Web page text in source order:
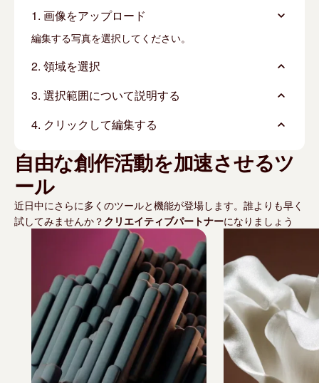
1. 画像をアップロード
編集する写真を選択してください。
2. 領域を選択
3. 選択範囲について説明する
4. クリックして編集する
自由な創作活動を加速させるツ
ール
近日中にさらに多くのツールと機能が登場します。誰よりも早く
試してみませんか？ クリエイティブパートナーになりましょう